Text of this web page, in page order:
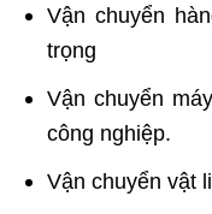
Vận chuyển
trọng
Vận chuyển
công nghiệp.
Vận chuyển vật